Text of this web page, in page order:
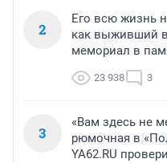
2
Его всю жизнь
как выживший
мемориал в
23 938 3
3
«Вам здесь не
рюмочная в
YA62.RU